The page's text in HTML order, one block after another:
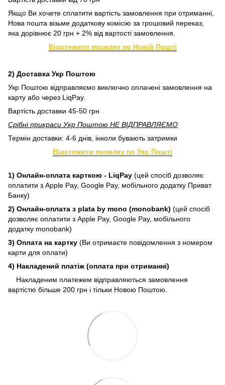
Якщо Ви хочете сплатити вартість замовлення при отриманні,
Нова пошта візьме додаткову комісію за грошовий переказ,
яка дорівнює 20 грн + 2% від вартості замовлення.
Відстежити посилку по Новій Пошті
2) Доставка Укр Поштою
Укр Поштою відправляємо виключно оплачені замовлення на
карту або через LiqPay.
Вартість доставки 45-50 грн
Срібні прикраси Укр Поштою НЕ ВІДПРАВЛЯЄМО
Термін доставки: 4-6 днів, інколи бувають затримки
Відстежити посилку по Укр Пошті
1) Онлайн-оплата карткою - LiqPay (цей спосіб дозволяє
оплатити з Apple Pay, Google Pay, мобільного додатку Приват
Банку)
2) Онлайн-оплата з plata by mono (monobank) (цей спосіб
дозволяє оплатити з Apple Pay, Google Pay, мобільного
додатку monobank)
3) Оплата на картку (Ви отримаєте повідомлення з номером
карти для оплати)
4) Накладений платіж (оплата при отриманні)
Накладеним платежем відправляються замовлення
вартістю більше 200 грн і тільки Новою Поштою.